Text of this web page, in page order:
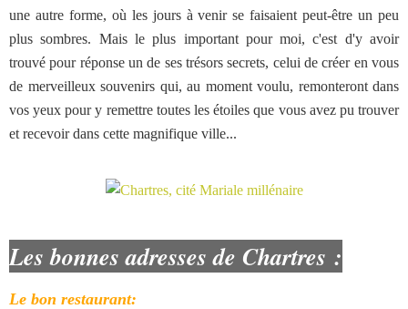
une autre forme, où les jours à venir se faisaient peut-être un peu
plus sombres. Mais le plus important pour moi, c'est d'y avoir
trouvé pour réponse un de ses trésors secrets, celui de créer en vous
de merveilleux souvenirs qui, au moment voulu, remonteront dans
vos yeux pour y remettre toutes les étoiles que vous avez pu trouver
et recevoir dans cette magnifique ville...
Les bonnes adresses de Chartres :
Le bon restaurant: